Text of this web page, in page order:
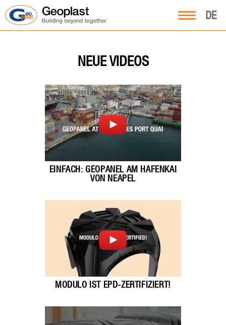
DE
NEUE VIDEOS
EINFACH: GEOPANEL AM HAFENKAI
VON NEAPEL
MODULO IST EPD-ZERTIFIZIERT!